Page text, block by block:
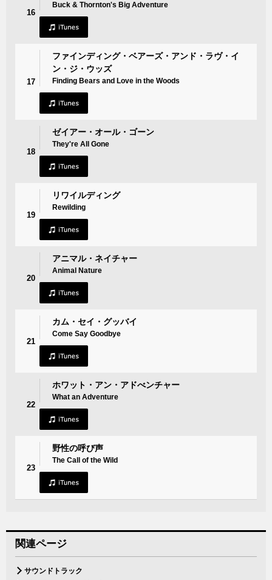
16
Buck & Thornton's Big Adventure
17
ファインディング・ベアーズ・アンド・ラヴ・イ
ン・ジ・ウッズ
Finding Bears and Love in the Woods
18
ゼイアー・オール・ゴーン
They're All Gone
19
リワイルディング
Rewilding
20
アニマル・ネイチャー
Animal Nature
21
カム・セイ・グッバイ
Come Say Goodbye
22
ホワット・アン・アドべンチャー
What an Adventure
23
野性の呼び声
The Call of the Wild
関連ページ
サウンドトラック